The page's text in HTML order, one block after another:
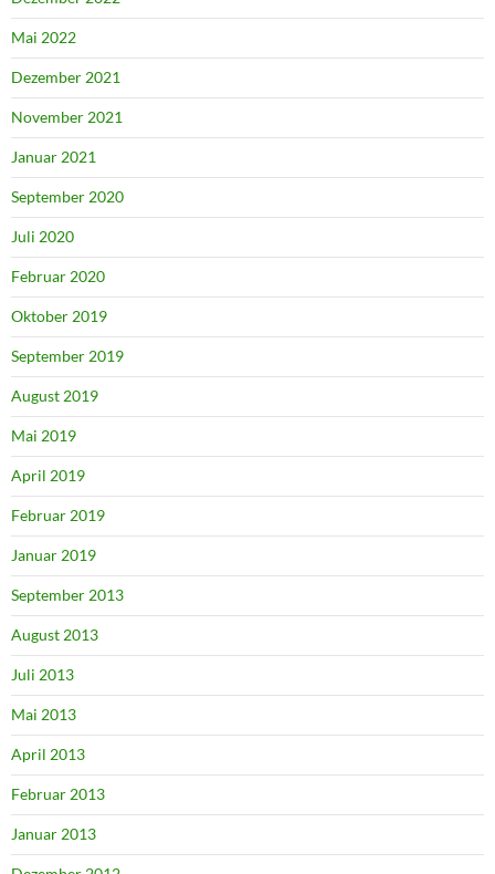
Mai 2022
Dezember 2021
November 2021
Januar 2021
September 2020
Juli 2020
Februar 2020
Oktober 2019
September 2019
August 2019
Mai 2019
April 2019
Februar 2019
Januar 2019
September 2013
August 2013
Juli 2013
Mai 2013
April 2013
Februar 2013
Januar 2013